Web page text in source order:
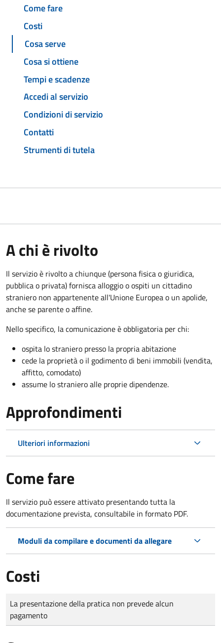
Come fare
Costi
Cosa serve
Cosa si ottiene
Tempi e scadenze
Accedi al servizio
Condizioni di servizio
Contatti
Strumenti di tutela
A chi è rivolto
Il servizio è rivolto a chiunque (persona fisica o giuridica,
pubblica o privata) fornisca alloggio o ospiti un cittadino
straniero non appartenente all'Unione Europea o un apolide,
anche se parente o affine.
Nello specifico, la comunicazione è obbligatoria per chi:
ospita lo straniero presso la propria abitazione
cede la proprietà o il godimento di beni immobili (vendita,
affitto, comodato)
assume lo straniero alle proprie dipendenze.
Approfondimenti
Ulteriori informazioni
Come fare
Il servizio può essere attivato presentando tutta la
documentazione prevista, consultabile in formato PDF.
Moduli da compilare e documenti da allegare
Costi
Tipo di pagamento
Importo
La presentazione della pratica non prevede alcun
pagamento